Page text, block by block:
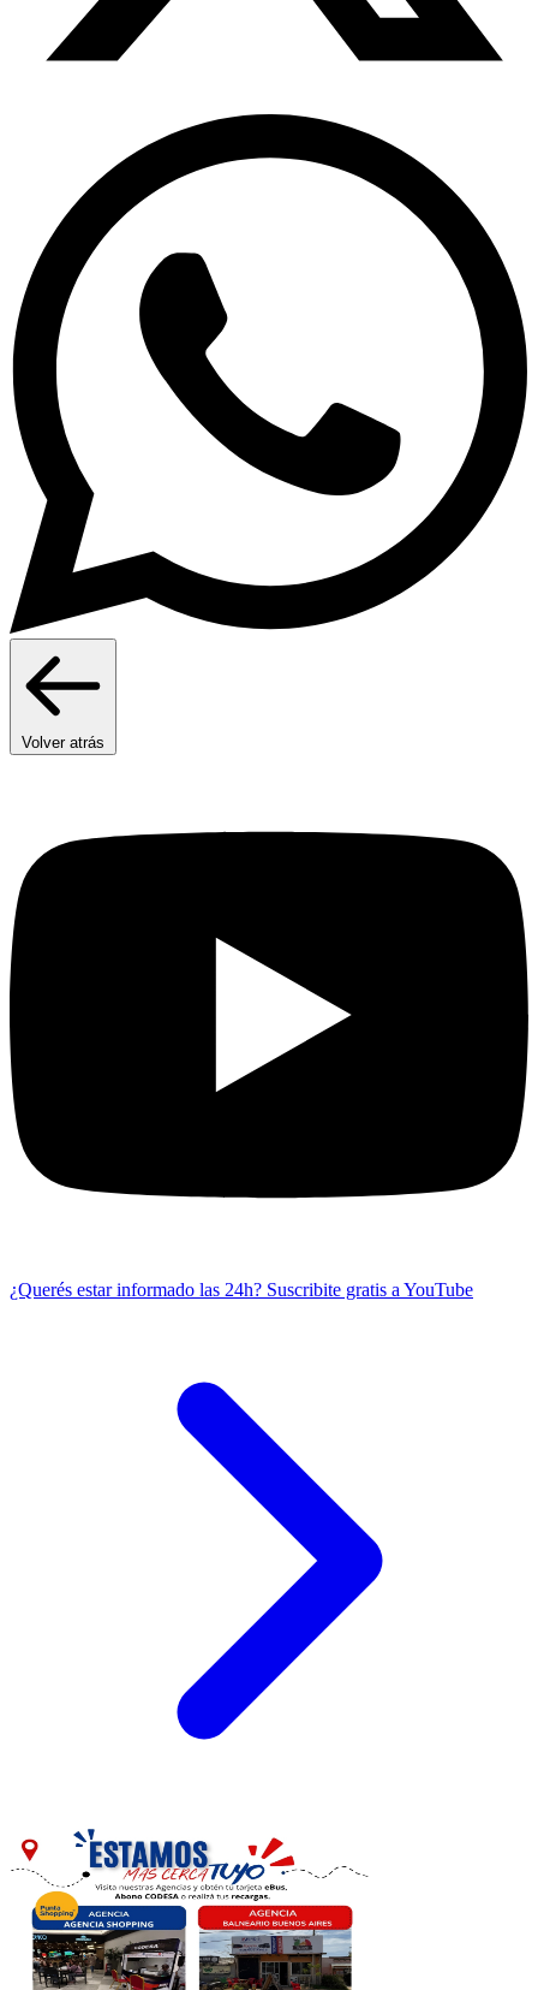
Volver atrás
¿Querés estar informado las 24h? Suscribite gratis a YouTube